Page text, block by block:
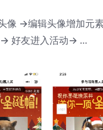
像 →编辑头像增加
→ 好友进入活动→ …